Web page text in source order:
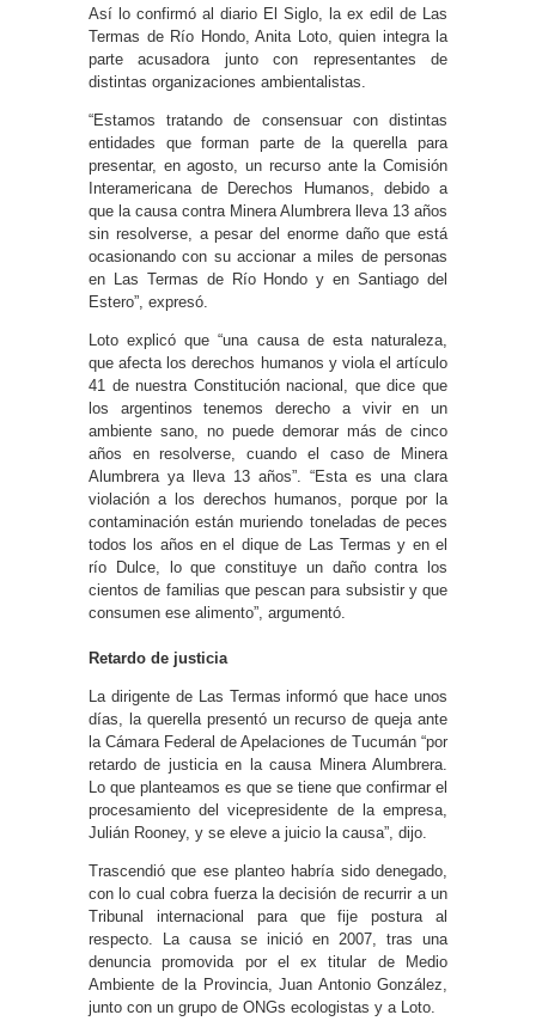
Así lo confirmó al diario El Siglo, la ex edil de Las
Termas de Río Hondo, Anita Loto, quien integra la
parte acusadora junto con representantes de
distintas organizaciones ambientalistas.
“Estamos tratando de consensuar con distintas
entidades que forman parte de la querella para
presentar, en agosto, un recurso ante la Comisión
Interamericana de Derechos Humanos, debido a
que la causa contra Minera Alumbrera lleva 13 años
sin resolverse, a pesar del enorme daño que está
ocasionando con su accionar a miles de personas
en Las Termas de Río Hondo y en Santiago del
Estero”, expresó.
Loto explicó que “una causa de esta naturaleza,
que afecta los derechos humanos y viola el artículo
41 de nuestra Constitución nacional, que dice que
los argentinos tenemos derecho a vivir en un
ambiente sano, no puede demorar más de cinco
años en resolverse, cuando el caso de Minera
Alumbrera ya lleva 13 años”. “Esta es una clara
violación a los derechos humanos, porque por la
contaminación están muriendo toneladas de peces
todos los años en el dique de Las Termas y en el
río Dulce, lo que constituye un daño contra los
cientos de familias que pescan para subsistir y que
consumen ese alimento”, argumentó.
Retardo de justicia
La dirigente de Las Termas informó que hace unos
días, la querella presentó un recurso de queja ante
la Cámara Federal de Apelaciones de Tucumán “por
retardo de justicia en la causa Minera Alumbrera.
Lo que planteamos es que se tiene que confirmar el
procesamiento del vicepresidente de la empresa,
Julián Rooney, y se eleve a juicio la causa”, dijo.
Trascendió que ese planteo habría sido denegado,
con lo cual cobra fuerza la decisión de recurrir a un
Tribunal internacional para que fije postura al
respecto. La causa se inició en 2007, tras una
denuncia promovida por el ex titular de Medio
Ambiente de la Provincia, Juan Antonio González,
junto con un grupo de ONGs ecologistas y a Loto.